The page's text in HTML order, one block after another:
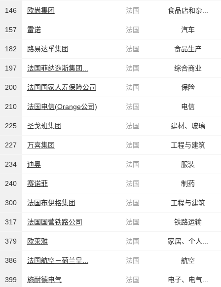
146 欧尚集团 法国 食品店和杂...
157 雷诺 法国 汽车
182 路易达孚集团 法国 食品生产
197 法国菲纳逖斯集团... 法国 综合商业
200 法国国家人寿保险公司 法国 保险
210 法国电信(Orange公司) 法国 电信
225 圣戈班集团 法国 建材、玻璃
227 万喜集团 法国 工程与建筑
234 迪奥 法国 服装
240 赛诺菲 法国 制药
300 法国布伊格集团 法国 工程与建筑
317 法国国营铁路公司 法国 铁路运输
379 欧莱雅 法国 家居、个人...
386 法国航空－荷兰皇... 法国 航空
399 施耐德电气 法国 电子、电气...